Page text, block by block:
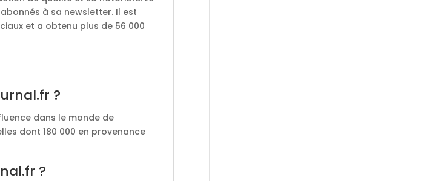
à sa newsletter. Il est
et a obtenu plus de 56 000
?
dans le monde de
dont 180 000 en provenance
?